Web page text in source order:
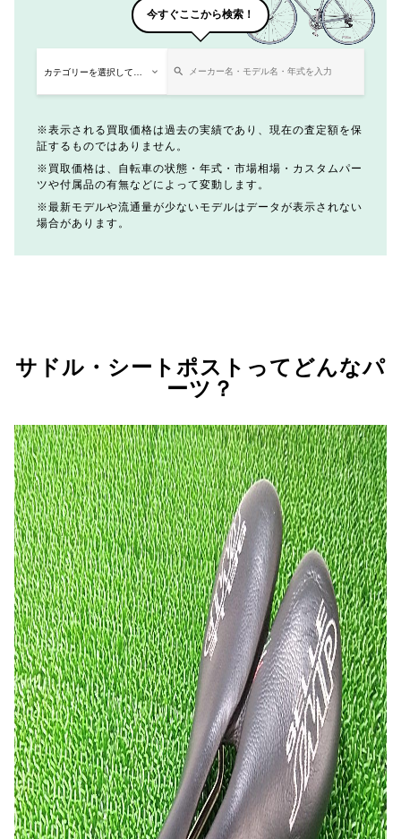
今すぐここから検索！
表示される買取価格は過去の実績であり、現在の査定額を保
証するものではありません。
買取価格は、自転車の状態・年式・市場相場・カスタムパー
ツや付属品の有無などによって変動します。
最新モデルや流通量が少ないモデルはデータが表示されない
場合があります。
サドル・シートポストってどんなパ
ーツ？